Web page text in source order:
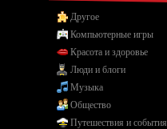
Другое
Компьютерные игры
Красота и здоровье
Люди и блоги
Музыка
Общество
Путешествия и события